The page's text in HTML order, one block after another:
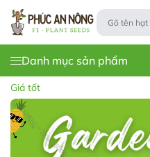
Danh mục sản phẩm
Giá tốt